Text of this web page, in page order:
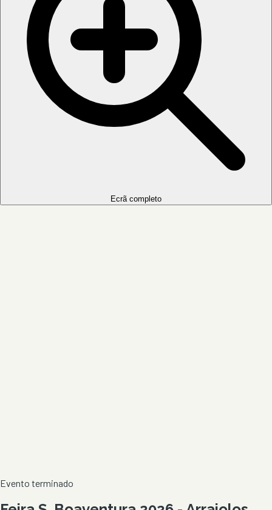
Ecrã completo
Evento terminado